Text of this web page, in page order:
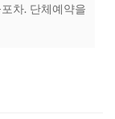
차. 단체예약을